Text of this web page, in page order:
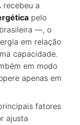
recebeu a
pelo
—, o
em relação
capacidade.
em modo
apenas em
fatores
ajusta